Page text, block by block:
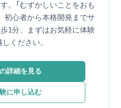
。「むずかしいことをおも
初心者から本格開発までサ
1分、まずはお気軽に体験
ください。
詳細を見る
に申し込む